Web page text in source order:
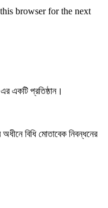
browser for the next
একটি প্রতিষ্ঠান।
বিধি মোতাবেক নিবন্ধনের